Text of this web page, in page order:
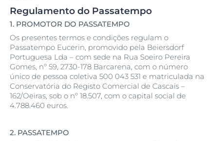
Regulamento do Passatempo
1. PROMOTOR DO PASSATEMPO
Os presentes termos e condições regulam o
Passatempo Eucerin, promovido pela Beiersdorf
Portuguesa Lda – com sede na Rua Soeiro Pereira
Gomes, nº 59, 2730-178 Barcarena, com o número
único de pessoa coletiva 500 043 531 e matriculada na
Conservatória do Registo Comercial de Cascais –
162/Oeiras, sob o nº 18.507, com o capital social de
4.788.460 euros.
2. PASSATEMPO